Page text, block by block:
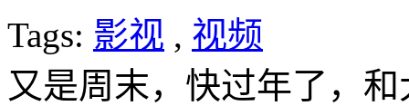
Tags: 影视 , 视频
又是周末，快过年了，